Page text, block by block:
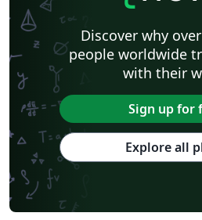
Discover why
people worldwide
with their
Sign up for
Explore all